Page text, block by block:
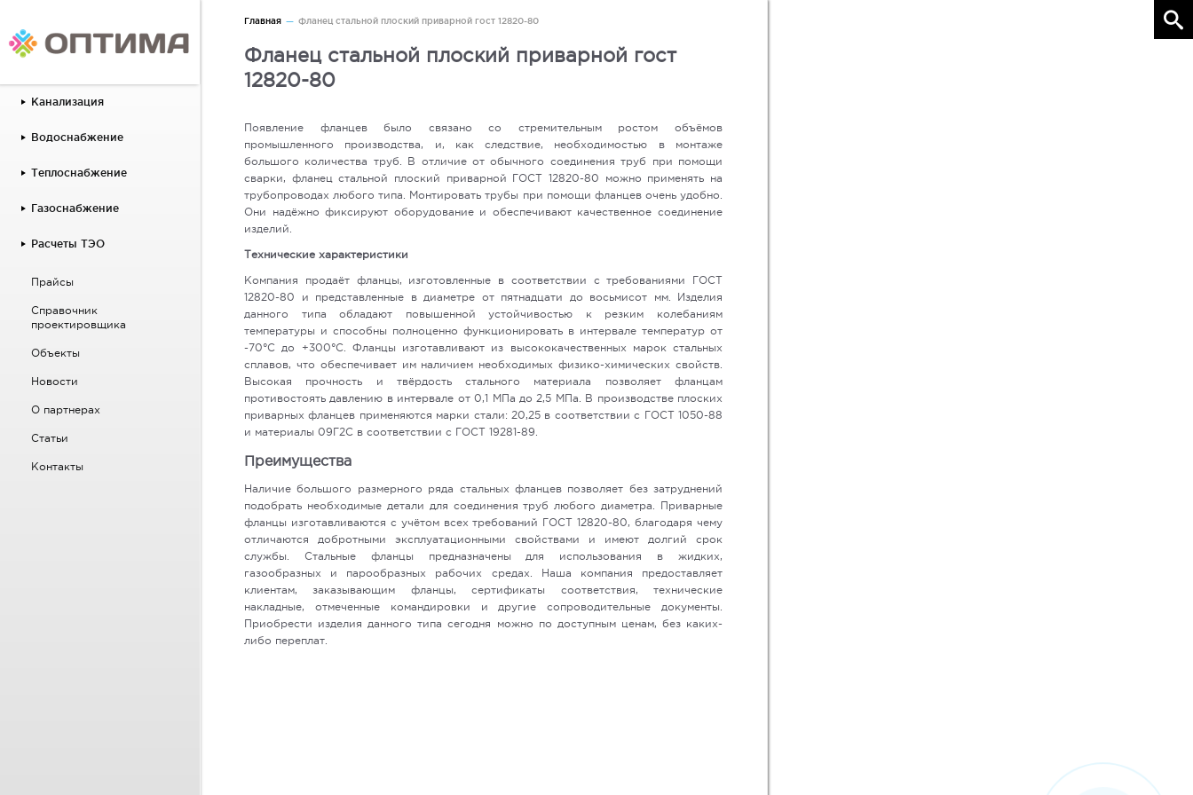
Канализация
Водоснабжение
Теплоснабжение
Газоснабжение
Расчеты ТЭО
Прайсы
Справочник
проектировщика
Объекты
Новости
О партнерах
Статьи
Контакты
Главная Фланец стальной плоский приварной гост 12820-80
Фланец стальной плоский приварной гост
12820-80
Появление фланцев было связано со стремительным ростом объёмов
промышленного производства, и, как следствие, необходимостью в монтаже
большого количества труб. В отличие от обычного соединения труб при помощи
сварки, фланец стальной плоский приварной ГОСТ 12820-80 можно применять на
трубопроводах любого типа. Монтировать трубы при помощи фланцев очень удобно.
Они надёжно фиксируют оборудование и обеспечивают качественное соединение
изделий.
Технические характеристики
Компания продаёт фланцы, изготовленные в соответствии с требованиями ГОСТ
12820-80 и представленные в диаметре от пятнадцати до восьмисот мм. Изделия
данного типа обладают повышенной устойчивостью к резким колебаниям
температуры и способны полноценно функционировать в интервале температур от
-70°С до +300°С. Фланцы изготавливают из высококачественных марок стальных
сплавов, что обеспечивает им наличием необходимых физико-химических свойств.
Высокая прочность и твёрдость стального материала позволяет фланцам
противостоять давлению в интервале от 0,1 МПа до 2,5 МПа. В производстве плоских
приварных фланцев применяются марки стали: 20,25 в соответствии с ГОСТ 1050-88
и материалы 09Г2С в соответствии с ГОСТ 19281-89.
Преимущества
Наличие большого размерного ряда стальных фланцев позволяет без затруднений
подобрать необходимые детали для соединения труб любого диаметра. Приварные
фланцы изготавливаются с учётом всех требований ГОСТ 12820-80, благодаря чему
отличаются добротными эксплуатационными свойствами и имеют долгий срок
службы. Стальные фланцы предназначены для использования в жидких,
газообразных и парообразных рабочих средах. Наша компания предоставляет
клиентам, заказывающим фланцы, сертификаты соответствия, технические
накладные, отмеченные командировки и другие сопроводительные документы.
Приобрести изделия данного типа сегодня можно по доступным ценам, без каких-
либо переплат.